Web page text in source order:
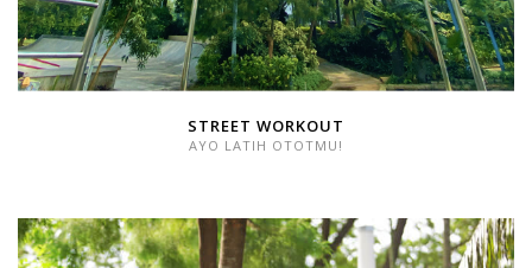
STREET WORKOUT
AYO LATIH OTOTMU!